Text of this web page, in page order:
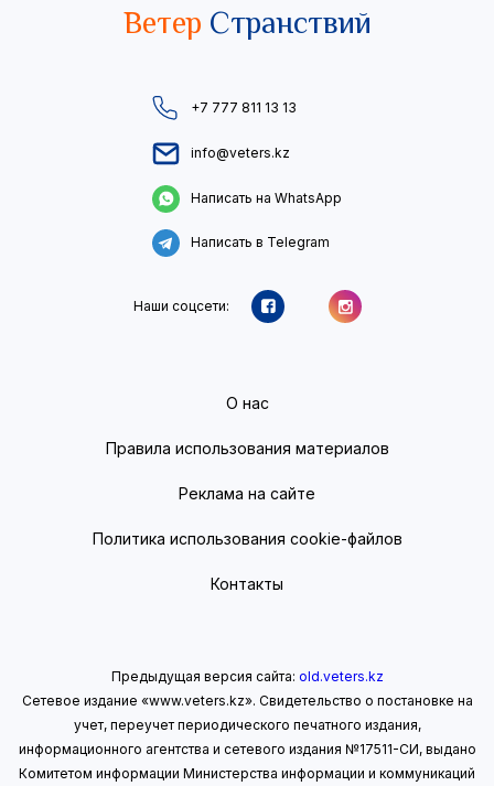
Ветер Странствий
+7 777 811 13 13
info@veters.kz
Написать на WhatsApp
Написать в Telegram
Наши соцсети:
О нас
Правила использования материалов
Реклама на сайте
Политика использования cookie-файлов
Контакты
Предыдущая версия сайта: old.veters.kz
Сетевое издание «www.veters.kz». Свидетельство о постановке на
учет, переучет периодического печатного издания,
информационного агентства и сетевого издания №17511-СИ, выдано
Комитетом информации Министерства информации и коммуникаций